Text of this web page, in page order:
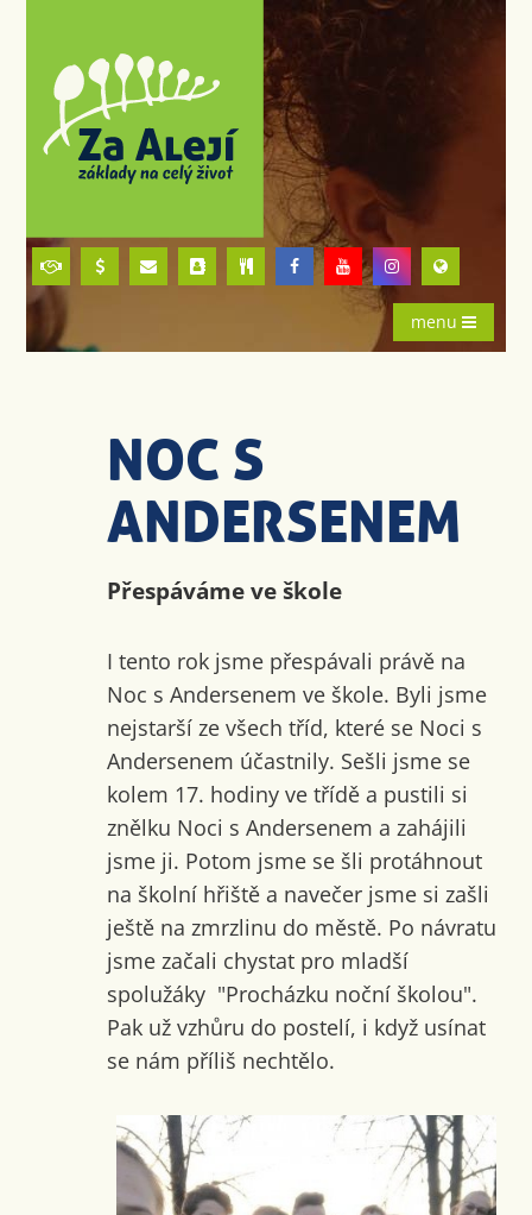
menu
NOC S
ANDERSENEM
Přespáváme ve škole
I tento rok jsme přespávali právě na
Noc s Andersenem ve škole. Byli jsme
nejstarší ze všech tříd, které se Noci s
Andersenem účastnily. Sešli jsme se
kolem 17. hodiny ve třídě a pustili si
znělku Noci s Andersenem a zahájili
jsme ji. Potom jsme se šli protáhnout
na školní hřiště a navečer jsme si zašli
ještě na zmrzlinu do městě. Po návratu
jsme začali chystat pro mladší
spolužáky "Procházku noční školou".
Pak už vzhůru do postelí, i když usínat
se nám příliš nechtělo.